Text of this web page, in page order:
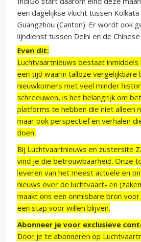
een dagelijkse vlucht tussen Kolkata
Guangzhou (Canton). Er wordt ook
lijndienst tussen Delhi en de
Even dit:
Luchtvaartnieuws bestaat inmiddels
een tijd waarin talloze vergelijkbare
nieuwkomers met veel minder
schreeuwen, is het belangrijk om
platforms te hebben die niet alleen
maar ook perspectief en verhalen
doen.
Bij Luchtvaartnieuws en zustersite
vind je die betrouwbaarheid. Onze
leveren van het meest actuele en
nieuws over de luchtvaart- en
maakt ons een onmisbare bron
een stap voor willen blijven.
Abonneer je voor exclusieve
Door je te abonneren op